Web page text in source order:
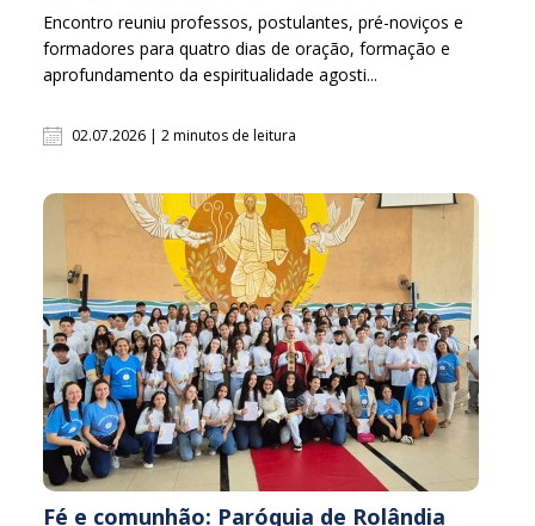
Encontro reuniu professos, postulantes, pré-noviços e
formadores para quatro dias de oração, formação e
aprofundamento da espiritualidade agosti...
02.07.2026 | 2 minutos de leitura
Fé e comunhão: Paróquia de Rolândia